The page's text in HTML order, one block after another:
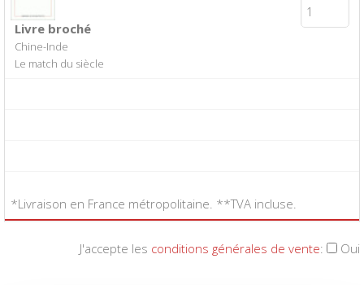
Livre broché
Chine-Inde
Le match du siècle
*Livraison en France métropolitaine. **TVA incluse.
J'accepte les conditions générales de vente: Oui